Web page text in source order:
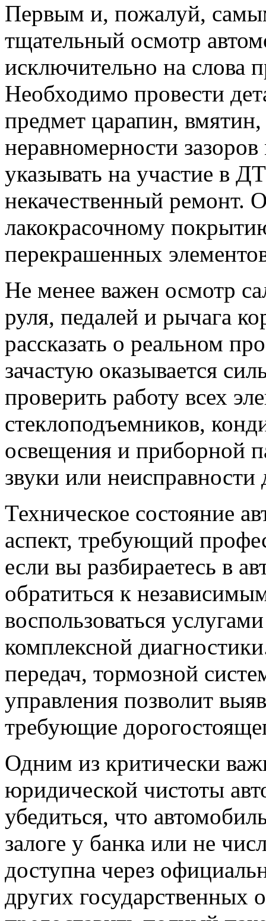
Первым и, пожалуй,
тщательный осмотр
исключительно на слова
Необходимо провести
предмет царапин,
неравномерности
указывать на участие в
некачественный ремонт.
лакокрасочному
перекрашенных
Не менее важен осмотр
руля, педалей и рычага
рассказать о реальном
зачастую оказывается
проверить работу всех
стеклоподъемников,
освещения и приборной
звуки или
Техническое состояние
аспект, требующий
если вы разбираетесь в
обратиться к
воспользоваться
комплексной
передач, тормозной
управления позволит
требующие
Одним из критически
юридической чистоты
убедиться, что
залоге у банка или не
доступна через
других государственных